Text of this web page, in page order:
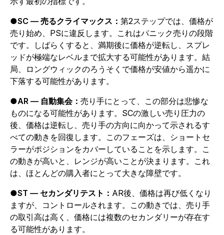
●SC — 売るクライマックス： 第2ステップでは、価格が
売り始め、PSに違反します。これはパニック売りの段階
です。しばらくすると、満期後に価格が逆転し、スプレ
ッドが極端なレベルまで拡大する可能性があります。結
局、ロングウィックのろうそくで価格が安値から遥かに
下落する可能性があります。
●AR — 自動集会： 売り手にとって、この部分は悲惨な
ものになる可能性があります。SCの激しい売り圧力の
後、価格は逆転し、売り手の方向に向かって示されるす
べての動きを回復します。このフェーズは、ショートセ
ラーがポジションをカバーしていることを示します。こ
の動きが高いと、レンジが高いことが決まります。これ
は、ほとんどの購入者にとって大きな障壁です。
●ST — セカンダリテスト： AR後、価格は再び低くなり
ますが、コントロールされます。この動きでは、売り手
の取引高は高く、価格には複数のセカンダリーが存在す
る可能性があります。